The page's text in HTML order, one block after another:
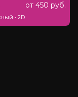
от 450 руб.
• 2D